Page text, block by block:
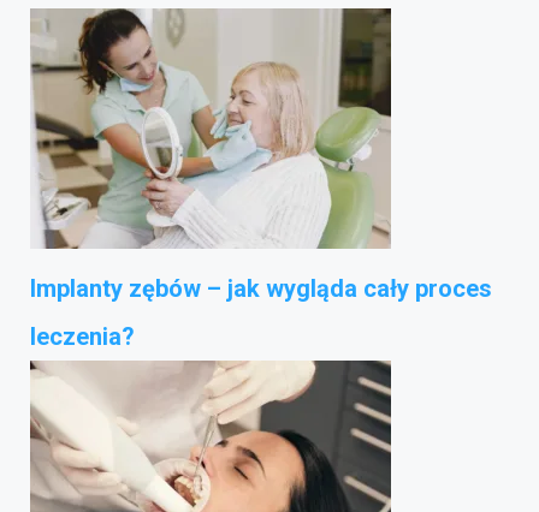
Implanty zębów – jak wygląda cały proces
leczenia?